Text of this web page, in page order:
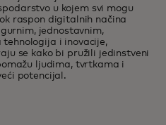
u kojem svi mogu
raspon digitalnih načina
jednostavnim,
i inovacije,
se kako bi pružili jedinstveni
ljudima, tvrtkama i
potencijal.